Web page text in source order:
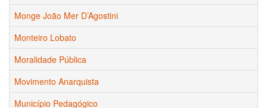
Monge João Mer D’Agostini
Monteiro Lobato
Moralidade Pública
Movimento Anarquista
Município Pedagógico